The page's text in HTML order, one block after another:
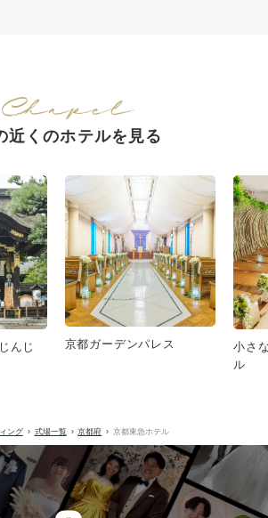
近くのホテルを見る
んじ
京都ガーデンパレス
小さ
ル
ング 式場一覧 京都府 京都東急ホテル